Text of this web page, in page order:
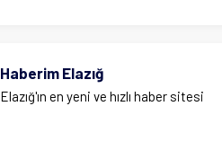
Haberim Elazığ
Elazığ'ın en yeni ve hızlı haber sitesi